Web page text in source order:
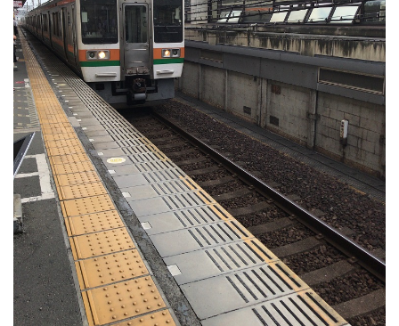
RECRUIT
STAFF BLOG
CONTACT US
サイトマップ
約款
情報セキュリティ
プライバシーポリシー